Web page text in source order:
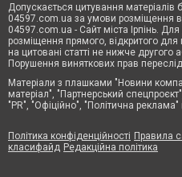
Допускається цитування матеріалів
04597.com.ua за умови розміщення
04597.com.ua - Сайт міста Ірпінь.
розміщення прямого, відкритого
на цитовані статті не нижче другого
Порушення виняткових прав
Матеріали з плашками "Новини
матеріал", "Партнерський
"PR", "Офіційно", "Політична
Політика конфіденційності Правила
класифайд Редакційна політика